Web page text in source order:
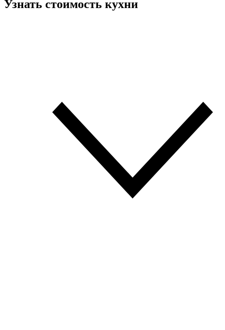
Узнать стоимость кухни